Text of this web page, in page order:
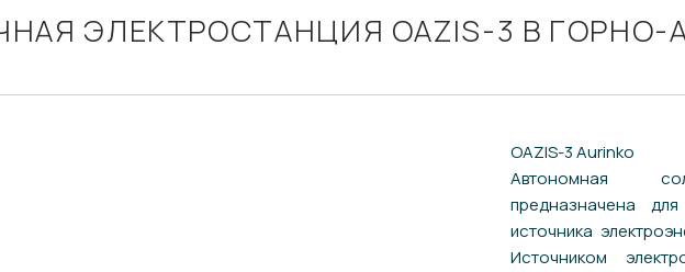
ЭЛЕКТРОСТАНЦИЯ OAZIS-3 В ГОРНО-
OAZIS-3 Aurinko
Автономная
предназначена
источника
Источником